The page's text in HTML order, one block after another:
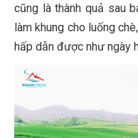
cũng là thành quả sau
làm khung cho luống
hấp dẫn được như ngày